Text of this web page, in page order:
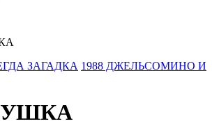
ЗАГАДКА 1988 ДЖЕЛЬСОМИНО И